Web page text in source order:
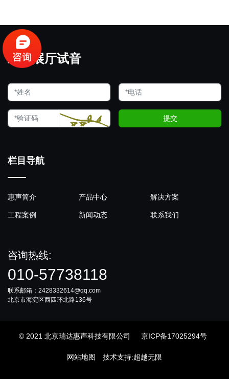
欢迎展厅试音
提交
栏目导航
惠声简介 产品中心 解决方案
工程案例 新闻动态 联系我们
咨询热线:
010-57738118
联系邮箱：2428332614@qq.com
北京市海淀区西四环北路136号
© 2021 北京瑞达惠声科技有限公司 京ICP备17025294号
网站地图 技术支持:超越无限